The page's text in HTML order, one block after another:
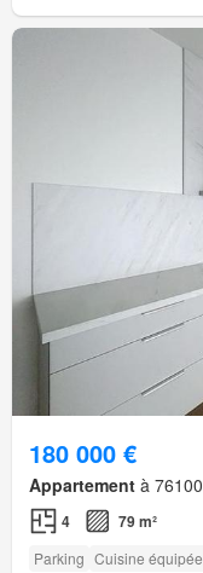
180 000 €
Appartement à
4 79 m²
Parking Cuisine équipée